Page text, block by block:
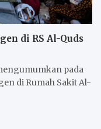
di RS Al-Quds
pada
di Rumah Sakit Al-